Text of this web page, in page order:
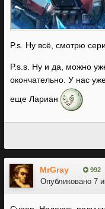
P.s. Ну всё, смотрю
P.s.s. Ну и да, можно
окончательно. У нас
еще Лариан
MrGray 992
Опубликовано 7